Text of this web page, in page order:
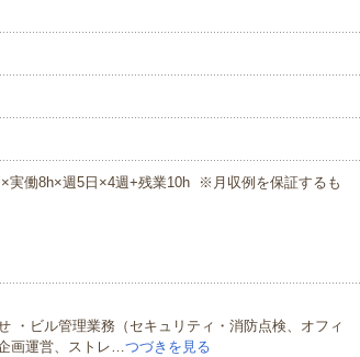
働8h×週5日×4週+残業10h ※月収例を保証するも
・ビル管理業務（セキュリティ・消防点検、オフィ
画運営、ストレ…つづきを見る